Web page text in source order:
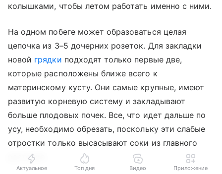
колышками, чтобы летом работать именно с ними.
На одном побеге может образоваться целая
цепочка из 3–5 дочерних розеток. Для закладки
новой грядки подходят только первые две,
которые расположены ближе всего к
материнскому кусту. Они самые крупные, имеют
развитую корневую систему и закладывают
больше плодовых почек. Все, что идет дальше по
усу, необходимо обрезать, поскольку эти слабые
отростки только высасывают соки из главного
растения.
Актуальное Топ дня Видео Приложение